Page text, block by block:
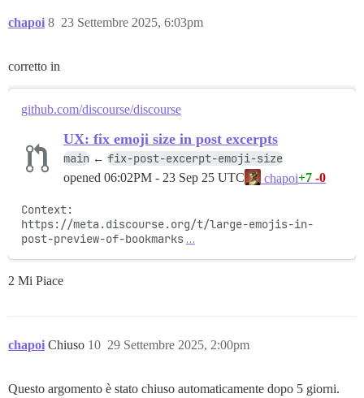
chapoi 23 Settembre 2025, 6:03pm
8
corretto in
github.com/discourse/discourse
UX: fix emoji size in post excerpts
main ← fix-post-excerpt-emoji-size
opened 06:02PM - 23 Sep 25 UTC chapoi+7 -0
Context:
https://meta.discourse.org/t/large-emojis-in-
post-preview-of-bookmarks …
2 Mi Piace
chapoi Chiuso 29 Settembre 2025, 2:00pm
10
Questo argomento è stato chiuso automaticamente dopo 5 giorni.